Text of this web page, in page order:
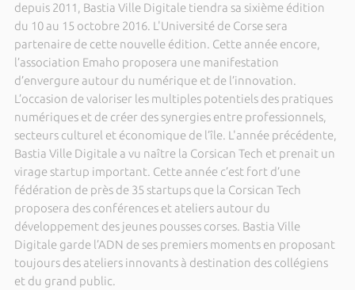
depuis 2011, Bastia Ville Digitale tiendra sa sixième édition
du 10 au 15 octobre 2016. L'Université de Corse sera
partenaire de cette nouvelle édition. Cette année encore,
l’association Emaho proposera une manifestation
d’envergure autour du numérique et de l’innovation.
L’occasion de valoriser les multiples potentiels des pratiques
numériques et de créer des synergies entre professionnels,
secteurs culturel et économique de l’île. L'année précédente,
Bastia Ville Digitale a vu naître la Corsican Tech et prenait un
virage startup important. Cette année c’est fort d’une
fédération de près de 35 startups que la Corsican Tech
proposera des conférences et ateliers autour du
développement des jeunes pousses corses. Bastia Ville
Digitale garde l’ADN de ses premiers moments en proposant
toujours des ateliers innovants à destination des collégiens
et du grand public.